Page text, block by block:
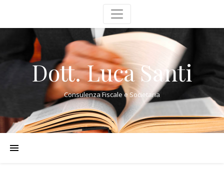
Dott. Luca Santi
Consulenza Fiscale e Societaria